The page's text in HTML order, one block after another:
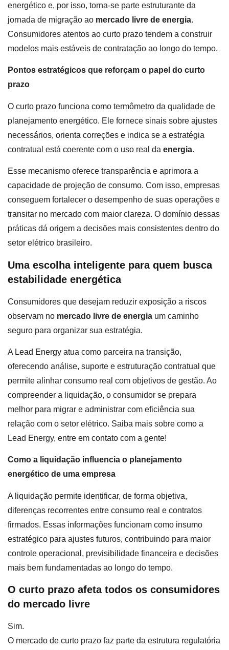
energético e, por isso, torna-se parte estruturante da
jornada de migração ao mercado livre de energia.
Consumidores atentos ao curto prazo tendem a construir
modelos mais estáveis de contratação ao longo do tempo.
Pontos estratégicos que reforçam o papel do curto
prazo
O curto prazo funciona como termômetro da qualidade de
planejamento energético. Ele fornece sinais sobre ajustes
necessários, orienta correções e indica se a estratégia
contratual está coerente com o uso real da energia.
Esse mecanismo oferece transparência e aprimora a
capacidade de projeção de consumo. Com isso, empresas
conseguem fortalecer o desempenho de suas operações e
transitar no mercado com maior clareza. O domínio dessas
práticas dá origem a decisões mais consistentes dentro do
setor elétrico brasileiro.
Uma escolha inteligente para quem busca
estabilidade energética
Consumidores que desejam reduzir exposição a riscos
observam no mercado livre de energia um caminho
seguro para organizar sua estratégia.
A Lead Energy atua como parceira na transição,
oferecendo análise, suporte e estruturação contratual que
permite alinhar consumo real com objetivos de gestão. Ao
compreender a liquidação, o consumidor se prepara
melhor para migrar e administrar com eficiência sua
relação com o setor elétrico. Saiba mais sobre como a
Lead Energy, entre em contato com a gente!
Como a liquidação influencia o planejamento
energético de uma empresa
A liquidação permite identificar, de forma objetiva,
diferenças recorrentes entre consumo real e contratos
firmados. Essas informações funcionam como insumo
estratégico para ajustes futuros, contribuindo para maior
controle operacional, previsibilidade financeira e decisões
mais bem fundamentadas ao longo do tempo.
O curto prazo afeta todos os consumidores
do mercado livre
Sim.
O mercado de curto prazo faz parte da estrutura regulatória